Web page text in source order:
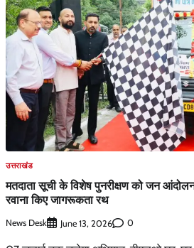
उत्तराखंड
मतदाता सूची के विशेष पुनरीक्षण को जन
रवाना किए जागरूकता रथ
News Desk June 13, 2026 0